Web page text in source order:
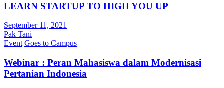
LEARN STARTUP TO HIGH YOU UP
September 11, 2021
Pak Tani
Event Goes to Campus
Webinar : Peran Mahasiswa dalam Modernisasi
Pertanian Indonesia